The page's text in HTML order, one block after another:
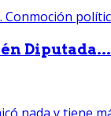
Diputada...